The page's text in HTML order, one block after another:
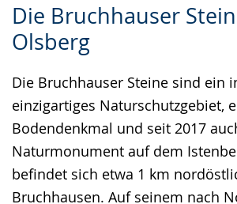
Die Bruchhauser
Olsberg
Die Bruchhauser Steine sind ein
einzigartiges Naturschutzgebiet,
Bodendenkmal und seit 2017
Naturmonument auf dem
befindet sich etwa 1 km
Bruchhausen. Auf seinem nach
Leichten
Sprache
Audio-
Unterstützung.
Video
in
Gebärdensprache
wird
angezeigt.